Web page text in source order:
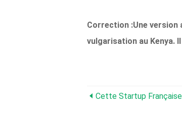
Correction :Une
vulgarisation au Kenya.
Cette Startup Française